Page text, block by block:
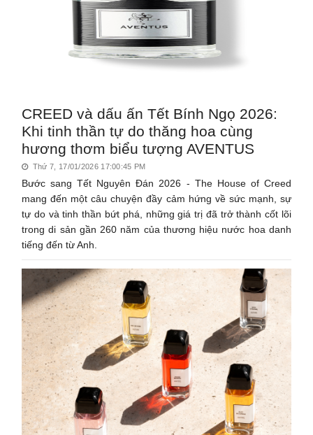
CREED và dấu ấn Tết Bính Ngọ 2026:
Khi tinh thần tự do thăng hoa cùng
hương thơm biểu tượng AVENTUS
Thứ 7, 17/01/2026 17:00:45 PM
Bước sang Tết Nguyên Đán 2026 - The House of Creed
mang đến một câu chuyện đầy cảm hứng về sức mạnh, sự
tự do và tinh thần bứt phá, những giá trị đã trở thành cốt lõi
trong di sản gần 260 năm của thương hiệu nước hoa danh
tiếng đến từ Anh.